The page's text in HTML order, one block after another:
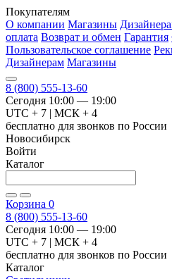
Покупателям
О компании Магазины
оплата Возврат и обмен Гарантия
Пользовательское соглашение
Дизайнерам Магазины
8 (800) 555-13-60
Сегодня 10:00 — 19:00
UTC + 7 | МСК + 4
бесплатно для звонков по России
Новосибирск
Войти
Каталог
Корзина 0
8 (800) 555-13-60
Сегодня 10:00 — 19:00
UTC + 7 | МСК + 4
бесплатно для звонков по России
Каталог